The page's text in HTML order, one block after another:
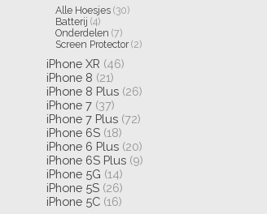
Alle Hoesjes (30)
Batterij (4)
Onderdelen (7)
Screen Protector (2)
iPhone XR (46)
iPhone 8 (21)
iPhone 8 Plus (26)
iPhone 7 (37)
iPhone 7 Plus (72)
iPhone 6S (18)
iPhone 6 Plus (20)
iPhone 6S Plus (9)
iPhone 5G (14)
iPhone 5S (26)
iPhone 5C (16)